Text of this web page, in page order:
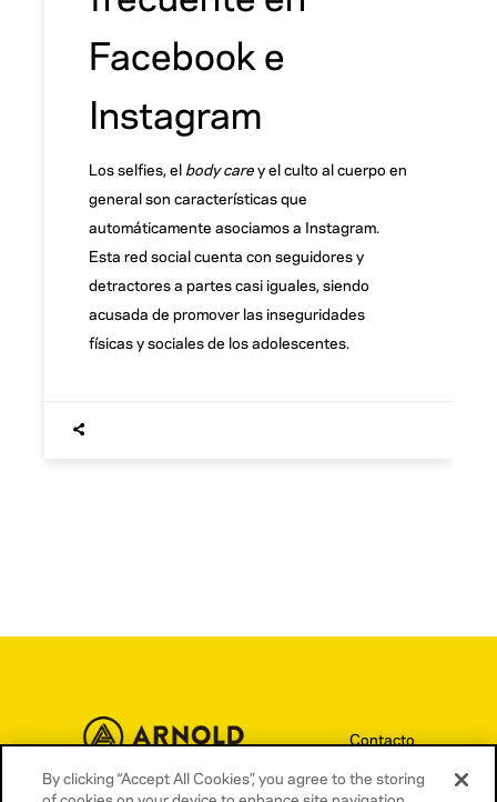
Facebook e
Instagram
Los selfies, el body carey el culto al cuerpo en
general son características que
automáticamente asociamos a Instagram.
Esta red social cuenta con seguidores y
detractores a partes casi iguales, siendo
acusada de promover las inseguridades
físicas y sociales de los adolescentes.
Contacto
Términos y condiciones
By clicking “Accept All Cookies”, you agree to the storing